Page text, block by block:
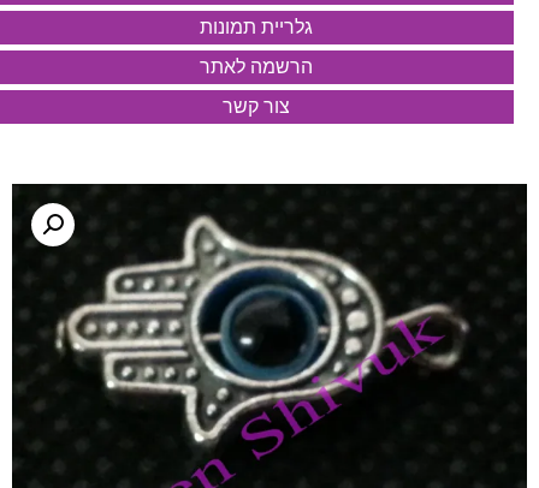
גלריית תמונות
הרשמה לאתר
צור קשר